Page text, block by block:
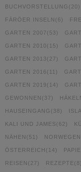
BUCHVORSTELLUNG (20)
FÄRÖER INSELN (6)
GARTEN 2007 (53)
GARTEN 2010(15)
GARTEN 2013 (27)
GARTEN 2016 (11)
GARTEN 2019 (14)
GEWONNEN (37)
HAUSEINGANG (38)
KALI UND JAMES(62)
NÄHEN (51) NORWEGEN
ÖSTERREICH (14)
REISEN (27) REZEPTE (8)